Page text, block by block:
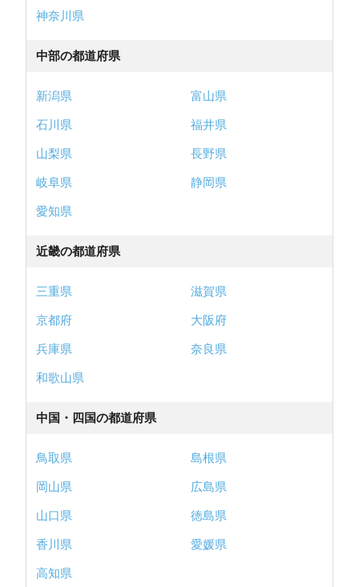
神奈川県
中部の都道府県
新潟県
富山県
石川県
福井県
山梨県
長野県
岐阜県
静岡県
愛知県
近畿の都道府県
三重県
滋賀県
京都府
大阪府
兵庫県
奈良県
和歌山県
中国・四国の都道府県
鳥取県
島根県
岡山県
広島県
山口県
徳島県
香川県
愛媛県
高知県